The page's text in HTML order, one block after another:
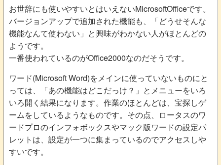
お世辞にも使いやすいとはいえないMicrosoftOfficeです。
バージョンアップで追加された機能も、「どうせそんな
機能なんて使わない」と興味がわかない人がほとんどの
ようです。
一番使われているのがOffice2000なのだそうです。
ワード(Microsoft Word)をメインに使っていないものにと
っては、「あの機能はどこだっけ？」とメニューをいろ
いろ開く結果になります。作業のほとんどは、宝探しゲ
ームをしているようなものです。その点、ロータスのワ
ードプロのインフォボックスやマック版ワードの設定パ
レットは、設定が一つに集まっているのでアクセスしや
すいです。